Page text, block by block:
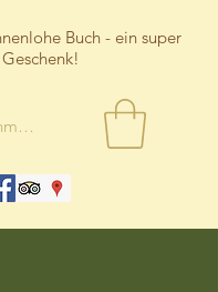
Buch - ein super
Geschenk!